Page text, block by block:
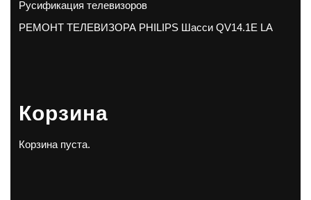
Русификация телевизоров
РЕМОНТ ТЕЛЕВИЗОРА PHILIPS Шасси QV14.1E LA
Корзина
Корзина пуста.